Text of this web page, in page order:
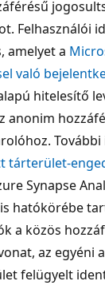
Felhasználói
amelyet a
való
hitelesítő
anonim
tárterület-
Synapse
hatókörébe
a közös
az egyéni
felügyelt